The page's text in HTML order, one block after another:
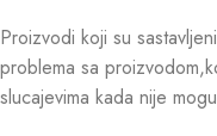
Proizvodi koji su
problema sa
slucajevima kada nije